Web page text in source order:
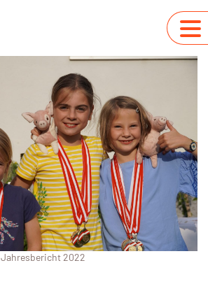
Jahresbericht 2022